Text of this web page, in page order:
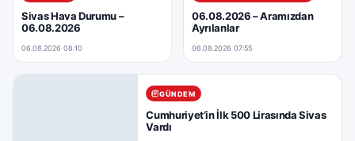
Sivas Hava Durumu –
06.08.2026
06.08.2026 08:10
06.08.2026 – Aramızdan
Ayrılanlar
06.08.2026 07:55
GÜNDEM
Cumhuriyet’in İlk 500 Lirasında Sivas
Vardı